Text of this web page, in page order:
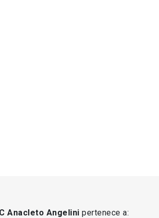
Anacleto Angelini pertenece a: